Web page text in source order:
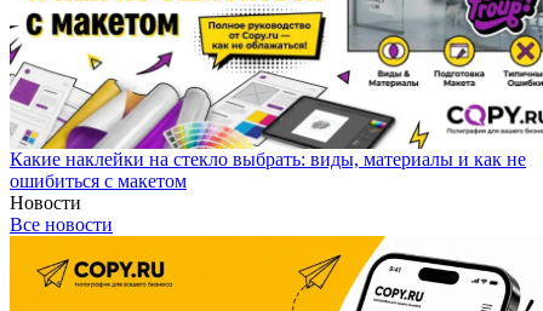
Какие наклейки на стекло выбрать: виды, материалы и как не
ошибиться с макетом
Новости
Все новости